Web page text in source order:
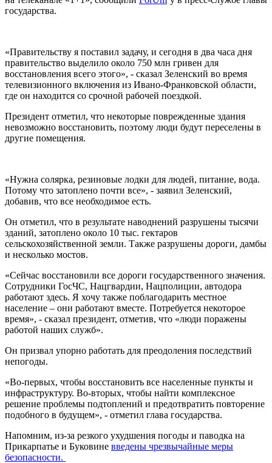
государства.
«Правительству я поставил задачу, и сегодня в два часа дня
правительство выделило около 750 млн гривен для
восстановления всего этого», - сказал Зеленский во время
телевизионного включения из Ивано-Франковской области,
где он находится со срочной рабочей поездкой.
Президент отметил, что некоторые поврежденные здания
невозможно восстановить, поэтому люди будут переселены в
другие помещения.
«Нужна солярка, резиновые лодки для людей, питание, вода.
Потому что затоплено почти все», - заявил Зеленский,
добавив, что все необходимое есть.
Он отметил, что в результате наводнений разрушены тысячи
зданий, затоплено около 10 тыс. гектаров
сельскохозяйственной земли. Также разрушены дороги, дамбы
и несколько мостов.
«Сейчас восстановили все дороги государственного значения.
Сотрудники ГосЧС, Нацгвардии, Нацполиции, автодора
работают здесь. Я хочу также поблагодарить местное
население – они работают вместе. Потребуется некоторое
время», - сказал президент, отметив, что «люди поражены
работой наших служб».
Он призвал упорно работать для преодоления последствий
непогоды.
«Во-первых, чтобы восстановить все населенные пункты и
инфраструктуру. Во-вторых, чтобы найти комплексное
решение проблемы подтоплений и предотвратить повторение
подобного в будущем», - отметил глава государства.
Напомним, из-за резкого ухудшения погоды и паводка на
Прикарпатье и Буковине введены чрезвычайные меры
безопасности.